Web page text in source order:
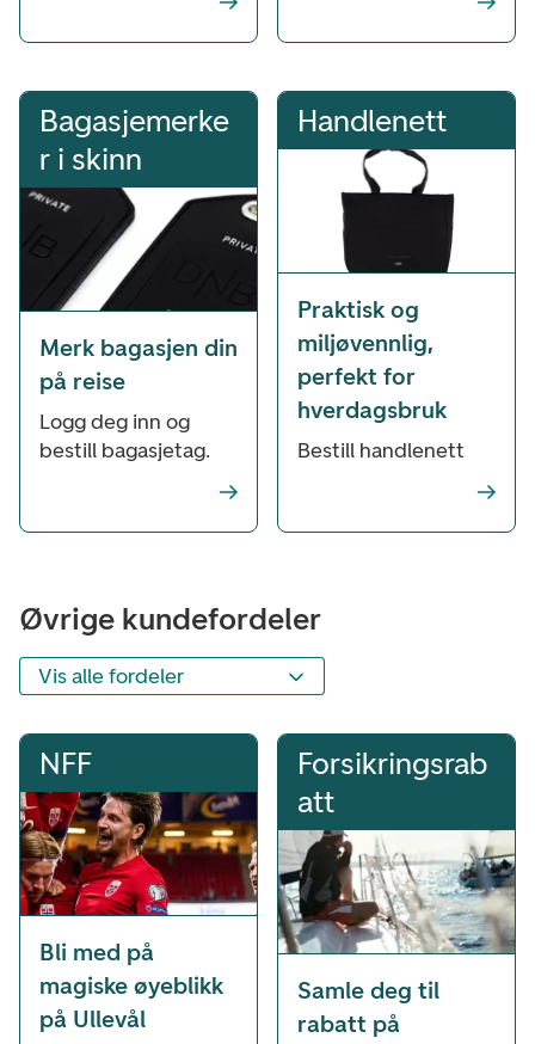
Bagasjemerke
r i skinn
Merk bagasjen din
på reise
Logg deg inn og
bestill bagasjetag.
Handlenett
Praktisk og
miljøvennlig,
perfekt for
hverdagsbruk
Bestill handlenett
Øvrige kundefordeler
Øvrige kundefordeler
Vis alle fordeler
NFF
Bli med på
magiske øyeblikk
på Ullevål
Forsikringsrab
att
Samle deg til
rabatt på